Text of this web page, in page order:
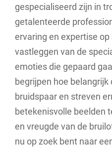
gespecialiseerd zijn in
getalenteerde
ervaring en expertise
vastleggen van de
emoties die gepaard
begrijpen hoe
bruidspaar en streven
betekenisvolle beelden
en vreugde van de
nu op zoek bent naar